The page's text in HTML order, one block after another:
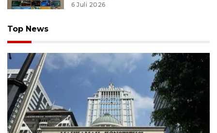
6 Juli 2026
Top News